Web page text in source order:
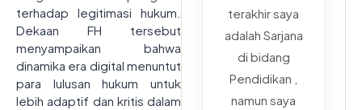
terhadap legitimasi hukum.
Dekaan FH tersebut
menyampaikan bahwa
dinamika era digital menuntut
para lulusan hukum untuk
lebih adaptif dan kritis dalam
terakhir saya
adalah Sarjana
di bidang
Pendidikan ,
namun saya